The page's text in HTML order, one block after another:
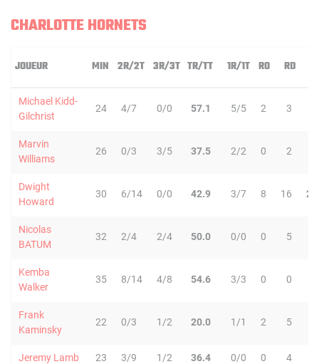
CHARLOTTE HORNETS
JOUEUR MIN 2R/2T 3R/3T TR/TT 1R/1T RO RD
Michael Kidd-
Gilchrist
24 4/7 0/0 57.1 5/5 2 3
Marvin
Williams
26 0/3 3/5 37.5 2/2 0 2
Dwight
Howard
30 6/14 0/0 42.9 3/7 8 16 24
Nicolas
BATUM
32 2/4 2/4 50.0 0/0 0 5
Kemba
Walker
35 8/14 4/8 54.6 3/3 0 0
Frank
Kaminsky
22 0/3 1/2 20.0 1/1 2 5
Jeremy Lamb 23 3/9 1/2 36.4 0/0 0 4